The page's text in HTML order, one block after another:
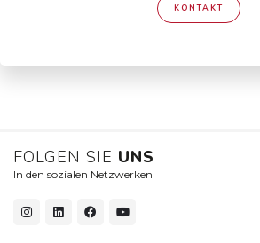
KONTAKT
FOLGEN SIE UNS
In den sozialen Netzwerken